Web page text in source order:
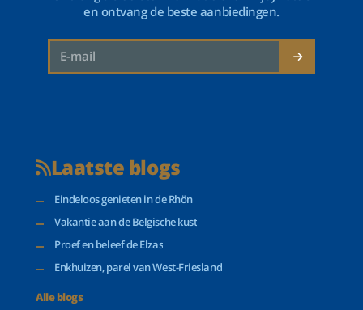
en ontvang de beste aanbiedingen.
Laatste blogs
Eindeloos genieten in de Rhön
Vakantie aan de Belgische kust
Proef en beleef de Elzas
Enkhuizen, parel van West-Friesland
Alle blogs